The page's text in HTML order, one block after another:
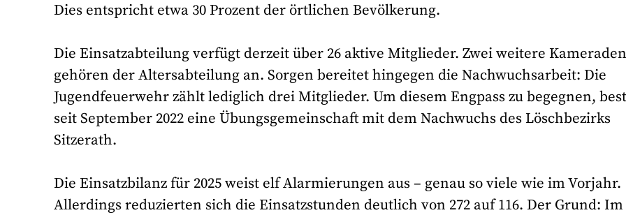
Dies entspricht etwa 30 Prozent der örtlichen Bevölkerung.
Die Einsatzabteilung verfügt derzeit über 26 aktive Mitglieder. Zwei weitere Kameraden
gehören der Altersabteilung an. Sorgen bereitet hingegen die Nachwuchsarbeit: Die
Jugendfeuerwehr zählt lediglich drei Mitglieder. Um diesem Engpass zu begegnen,
seit September 2022 eine Übungsgemeinschaft mit dem Nachwuchs des Löschbezirks
Sitzerath.
Die Einsatzbilanz für 2025 weist elf Alarmierungen aus – genau so viele wie im Vorjahr.
Allerdings reduzierten sich die Einsatzstunden deutlich von 272 auf 116. Der Grund: Im